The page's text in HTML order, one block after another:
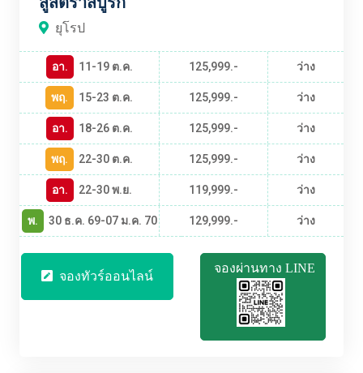
ยุโรป
อา. 11-19 ต.ค. 125,999.-
ว่าง
พฤ.
15-23 ต.ค. 125,999.-
ว่าง
อา.
18-26 ต.ค. 125,999.-
ว่าง
พฤ.
22-30 ต.ค. 125,999.-
ว่าง
อา.
22-30 พ.ย. 119,999.-
ว่าง
พ.
30 ธ.ค. 69-07 ม.ค. 70 129,999.- ว่าง
จองทัวร์ออนไลน์ จองผ่านทาง LINE